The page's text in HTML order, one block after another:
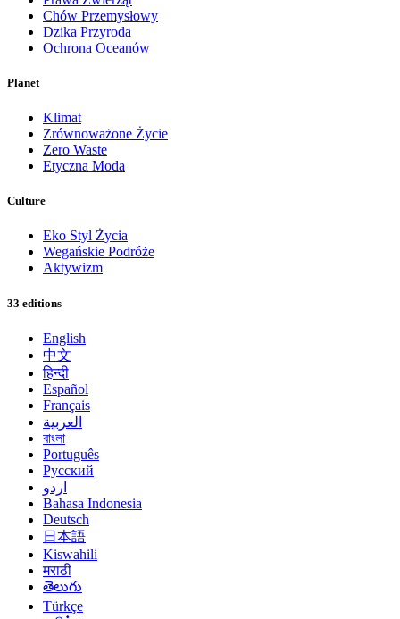
Chów Przemysłowy
Dzika Przyroda
Ochrona Oceanów
Planet
Klimat
Zrównoważone Życie
Zero Waste
Etyczna Moda
Culture
Eko Styl Życia
Wegańskie Podróże
Aktywizm
33 editions
English
中文
हिन्दी
Español
Français
العربية
বাংলা
Português
Русский
اردو
Bahasa Indonesia
Deutsch
日本語
Kiswahili
मराठी
తెలుగు
Türkçe